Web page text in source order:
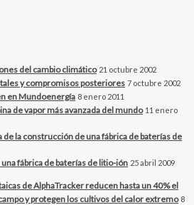
del cambio climático 21 octubre 2002
y compromisos posteriores 7 octubre 2002
en Mundoenergía 8 enero 2011
de vapor más avanzada del mundo 11 enero
fábrica de baterías de litio-ión 25 abril 2009
de AlphaTracker reducen hasta un 40% el
y protegen los cultivos del calor extremo 8